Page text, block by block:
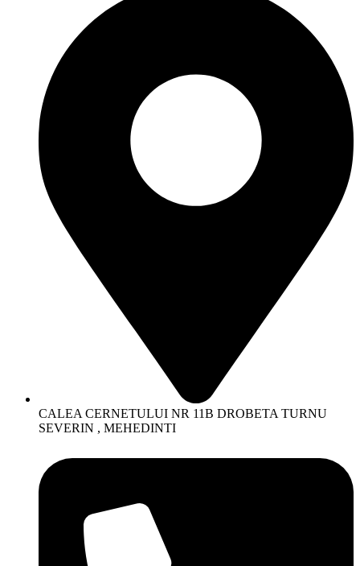
CALEA CERNETULUI NR 11B DROBETA TURNU
SEVERIN , MEHEDINTI